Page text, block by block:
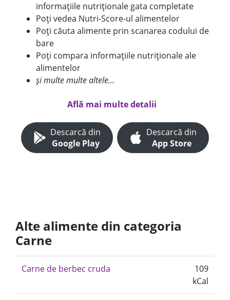
informațiile nutriționale gata completate
Poți vedea Nutri-Score-ul alimentelor
Poți căuta alimente prin scanarea codului de
bare
Poți compara informațiile nutriționale ale
alimentelor
și multe multe altele...
Află mai multe detalii
Descarcă din
Google Play
Descarcă din
App Store
Alte alimente din categoria
Carne
Carne de berbec cruda
109
kCal